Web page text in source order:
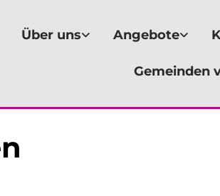
Über uns Angebote
Gemeinden